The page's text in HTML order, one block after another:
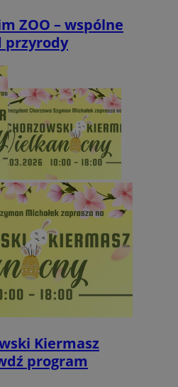
ZOO – wspólne
przyrody
Kiermasz
program